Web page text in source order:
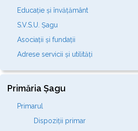
Educație și învățământ
S.V.S.U. Șagu
Asociații și fundații
Adrese servicii și utilități
Primăria Șagu
Primarul
Dispoziții primar